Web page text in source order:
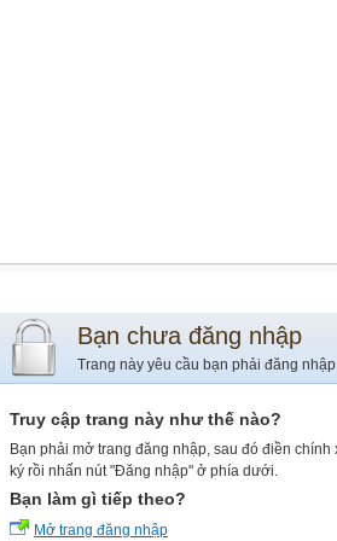
Bạn chưa đăng nhập
Trang này yêu cầu bạn phải đăng
Truy cập trang này như thế nào?
Bạn phải mở trang đăng nhập, sau đó điền
ký rồi nhấn nút "Đăng nhập" ở phía dưới.
Bạn làm gì tiếp theo?
Mở trang đăng nhập